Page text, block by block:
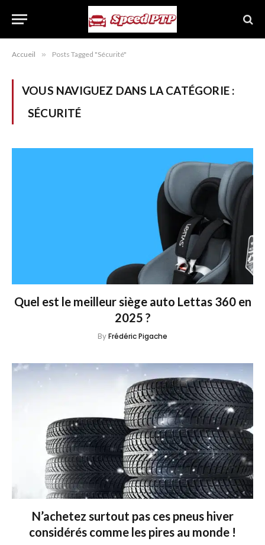
Accueil » Posts Tagged "Sécurité"
VOUS NAVIGUEZ DANS LA CATÉGORIE :
SÉCURITÉ
Quel est le meilleur siège auto Lettas 360 en
2025 ?
ByFrédéric Pigache
N’achetez surtout pas ces pneus hiver
considérés comme les pires au monde !